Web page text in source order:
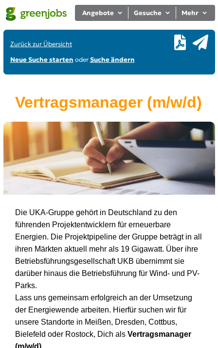
Angebote Gesuche Mehr
Zurück zur Übersicht
Neue Suche starten oderSuche ändern